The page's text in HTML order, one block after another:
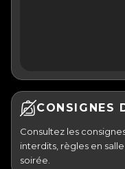
CONSIGNES
Consultez les
interdits, règles en
soirée.